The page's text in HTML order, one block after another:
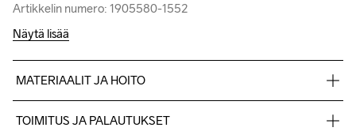
Artikkelin numero: 1905580-1552
Artikkelin numero: 1905580-1552
Näytä lisää
MATERIAALIT JA HOITO
TOIMITUS JA PALAUTUKSET